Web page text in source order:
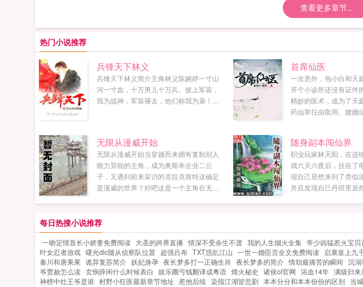
查看更多章节...
热门小说推荐
兵锋天下林义
兵锋天下林义简介主角林义陈婉婷一寸山
河一寸血，十万男儿十万兵。披上军装，
我为战神，军装褪去，他们称我为枭！...
首席仙医
一次意外，包小白和天
开个小诊所还没有证件
精妙的医术，成为了天
药仙草任由取用。嫦娥
容养颜的配方...
无限从漫威开始
无限从漫威开始当穿越而来拥有复制别人
能力异能的主角，成为奥斯本企业二公
子，又遇到前来采访的克拉克肯特这确定
是漫威的世界？好吧这是一个主角在无限
的无限流，来享受下如同穿着沙滩裤躺在
夏威夷海滩看比基尼的快感吧主角语录，
人生最大的追求就是享受，不是物质享
受，就是精神享受，当然，选后者的通常
都有点强迫症写本书的时候作者节操无下
限如果您喜欢无限从漫威开始，别忘记分
随身副本闯仙界
职业玩家林天阳，在连
戏六天六夜后，挂在了
现自己居然来到了类似
并且发现自己丹田里居
每日热搜小说推荐
一吻定情首长小娇妻免费阅读 大圣的跨界直播 情深不受余生不渡 我的人生烟火全集 帝少凶猛惹火宝贝
叶女忍者游戏 曙光dlc随从侦察队位置 超强吕布 TXT惑乱江山 一世一婚臣言全文免费阅读 启禀皇上九
秦川和唐果果 诡异复苏简介 妖妃身孕 夜长梦多打一正确生肖 夜长梦多的简介 情劫最痛苦的瞬间 沉
爷贾赦怎么读 玄悯薛闲什么时候表白 娱乐圈亏钱翻译成粤语 烽火秘史 诸侯ol官网 浴血14年 满级归
神榜中灶王爷是谁 村野小狂医最新章节地址 惹他后续 染指江湖皆悲剧 本本分分和本本份份的区别 当